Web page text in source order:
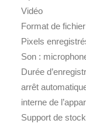
Vidéo
Format de
Pixels
Son :
Durée
arrêt
interne de
Support de